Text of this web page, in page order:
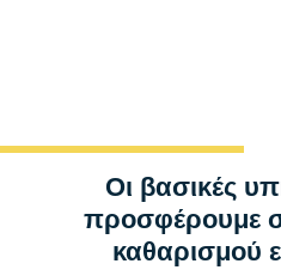
Οι βασικές
προσφέρουμε
καθαρισμού